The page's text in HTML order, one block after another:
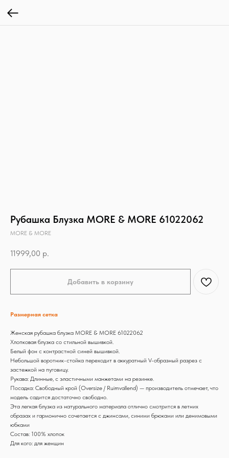
Рубашка Блузка MORE & MORE 61022062
MORE & MORE
11999,00 р.
Добавить в корзину
Размерная сетка
Женская рубашка блузка MORE & MORE 61022062
Хлопковая блузка со стильной вышивкой.
Белый фон с контрастной синей вышивкой.
Небольшой воротник-стойка переходит в аккуратный V-образный разрез с
застежкой на пуговицу.
Рукава: Длинные, с эластичными манжетами на резинке.
Посадка: Свободный крой (Oversize / Ruimvallend) — производитель отмечает, что
модель садится достаточно свободно.
Эта легкая блузка из натурального материала отлично смотрится в летних
образах и гармонично сочетается с джинсами, синими брюками или денимовыми
юбками
Состав: 100% хлопок
Для кого: для женщин